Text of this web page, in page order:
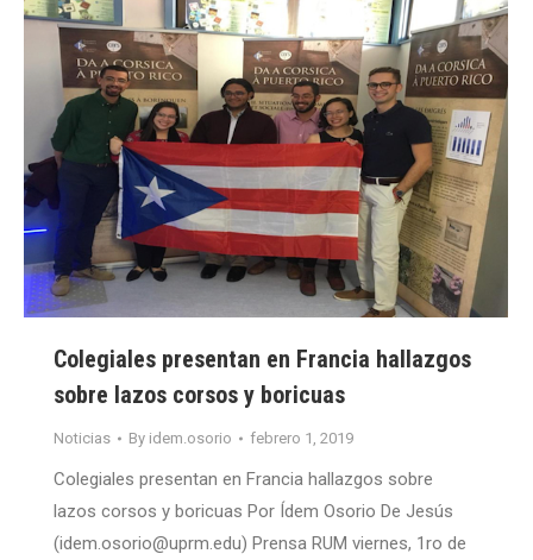
Colegiales presentan en Francia hallazgos
sobre lazos corsos y boricuas
Noticias By idem.osorio febrero 1, 2019
Colegiales presentan en Francia hallazgos sobre
lazos corsos y boricuas Por Ídem Osorio De Jesús
(idem.osorio@uprm.edu) Prensa RUM viernes, 1ro de